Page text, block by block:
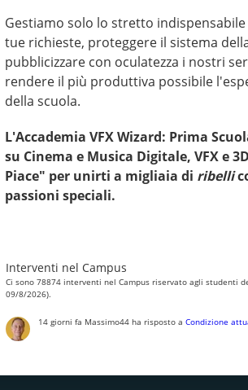
Gestiamo solo lo stretto
tue richieste, proteggere il sistema
pubblicizzare con oculatezza i nostri
rendere il più produttiva possibile
della scuola.
L'Accademia VFX Wizard: Prima
su Cinema e Musica Digitale, VFX e
Piace" per unirti a migliaia di ribelli
passioni speciali.
Interventi nel Campus
Ci sono 78874 interventi nel Campus riservato agli studenti
09/8/2026).
14 giorni fa Massimo44ha risposto a Condizione